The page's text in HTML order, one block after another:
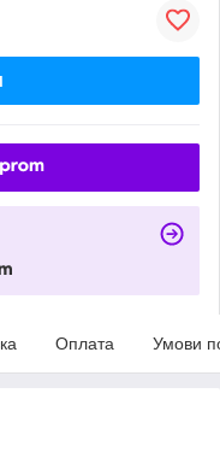
Оплата Умови